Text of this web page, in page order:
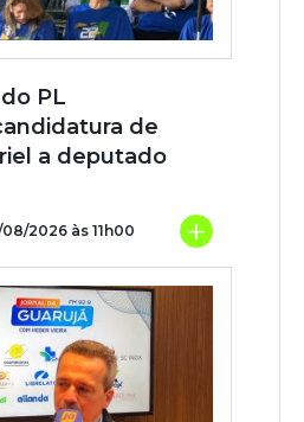
PL
de
a deputado
2026 às 11h00 +